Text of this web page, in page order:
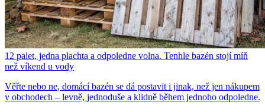
12 palet, jedna plachta a odpoledne volna. Tenhle bazén stojí míň
než víkend u vody
Věřte nebo ne, domácí bazén se dá postavit i jinak, než jen nákupem
v obchodech – levně, jednoduše a klidně během jednoho odpoledne.